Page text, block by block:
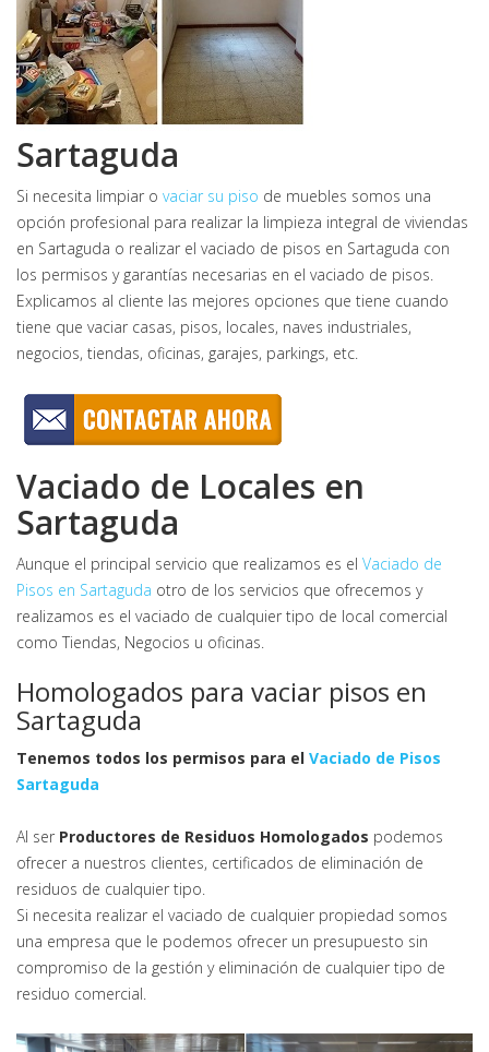
Sartaguda
Si necesita limpiar o vaciar su piso de muebles somos una
opción profesional para realizar la limpieza integral de viviendas
en Sartaguda o realizar el vaciado de pisos en Sartaguda con
los permisos y garantías necesarias en el vaciado de pisos.
Explicamos al cliente las mejores opciones que tiene cuando
tiene que vaciar casas, pisos, locales, naves industriales,
negocios, tiendas, oficinas, garajes, parkings, etc.
Vaciado de Locales en
Sartaguda
Aunque el principal servicio que realizamos es el Vaciado de
Pisos en Sartaguda otro de los servicios que ofrecemos y
realizamos es el vaciado de cualquier tipo de local comercial
como Tiendas, Negocios u oficinas.
Homologados para vaciar pisos en
Sartaguda
Tenemos todos los permisos para el Vaciado de Pisos
Sartaguda
Al ser Productores de Residuos Homologados podemos
ofrecer a nuestros clientes, certificados de eliminación de
residuos de cualquier tipo.
Si necesita realizar el vaciado de cualquier propiedad somos
una empresa que le podemos ofrecer un presupuesto sin
compromiso de la gestión y eliminación de cualquier tipo de
residuo comercial.